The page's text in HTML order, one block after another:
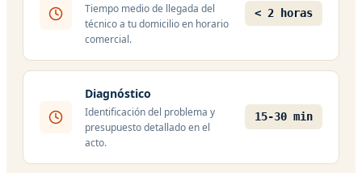
Tiempo medio de llegada del
técnico a tu domicilio en horario
comercial.
< 2 horas
Diagnóstico
Identificación del problema y
presupuesto detallado en el
acto.
15-30 min